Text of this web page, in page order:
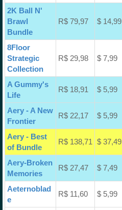
2K Ball N'
Brawl
Bundle
R$ 79,97 $ 14,99
8Floor
Strategic
Collection
R$ 29,98 $ 7,99
A Gummy's
Life
R$ 18,91 $ 5,99
Aery - A New
Frontier
R$ 22,17 $ 5,99
Aery - Best
of Bundle
R$ 138,71 $ 37,49
Aery-Broken
Memories
R$ 27,47 $ 7,49
Aeternoblad
e
R$ 11,60 $ 5,99